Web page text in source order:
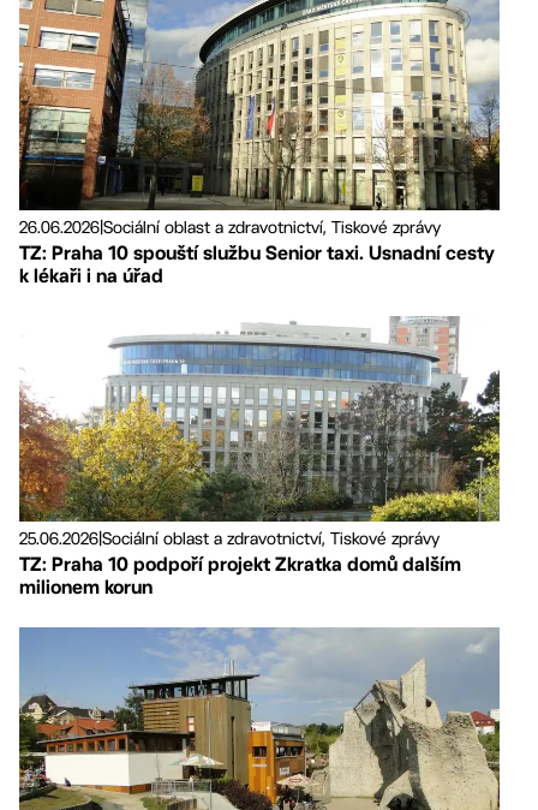
26.06.2026Sociální oblast a zdravotnictví, Tiskové zprávy
TZ: Praha 10 spouští službu Senior taxi. Usnadní cesty
k lékaři i na úřad
25.06.2026Sociální oblast a zdravotnictví, Tiskové zprávy
TZ: Praha 10 podpoří projekt Zkratka domů dalším
milionem korun